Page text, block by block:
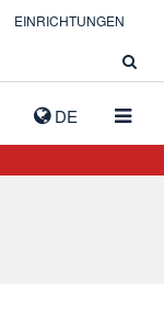
DE
EINRICHTUNGEN